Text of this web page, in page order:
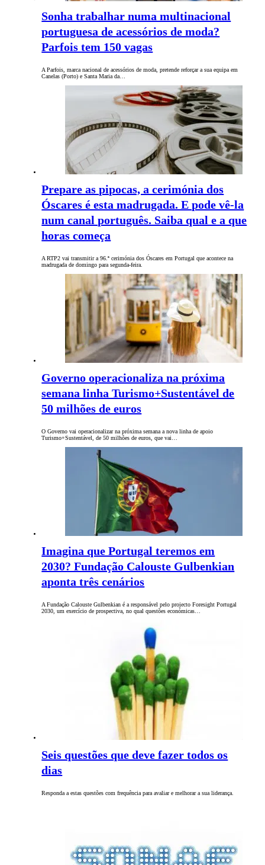
Sonha trabalhar numa multinacional
portuguesa de acessórios de moda?
Parfois tem 150 vagas
A Parfois, marca nacional de acessórios de moda, pretende reforçar a sua equipa em
Canelas (Porto) e Santa Maria da…
Prepare as pipocas, a cerimónia dos
Óscares é esta madrugada. E pode vê-la
num canal português. Saiba qual e a que
horas começa
A RTP2 vai transmitir a 96.ª cerimónia dos Óscares em Portugal que acontece na
madrugada de domingo para segunda-feira.
Governo operacionaliza na próxima
semana linha Turismo+Sustentável de
50 milhões de euros
O Governo vai operacionalizar na próxima semana a nova linha de apoio
Turismo+Sustentável, de 50 milhões de euros, que vai…
Imagina que Portugal teremos em
2030? Fundação Calouste Gulbenkian
aponta três cenários
A Fundação Calouste Gulbenkian é a responsável pelo projecto Foresight Portugal
2030, um exercício de prospectiva, no qual questões económicas…
Seis questões que deve fazer todos os
dias
Responda a estas questões com frequência para avaliar e melhorar a sua liderança.